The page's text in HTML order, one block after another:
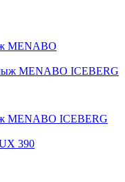
MENABO
MENABO ICEBERG